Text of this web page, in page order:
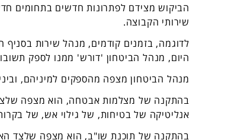
הביקוש מצידם לפתרונות חדשים בתחומים
שירותי הקבוצה.
לדוגמה, בזמנים קודמים, מנהל שירות
היום, מנהל הביטחון 'דורש' ממנו לספק
מנהל הביטחון מצפה מהספקים למיניהם,
בהתקנה של מצלמות אבטחה, הוא מצפה
אנליטיקה של בטיחות, של גילוי אש, של
בהתקנה של תוכנת שו"ב, הוא מצפה שלצד